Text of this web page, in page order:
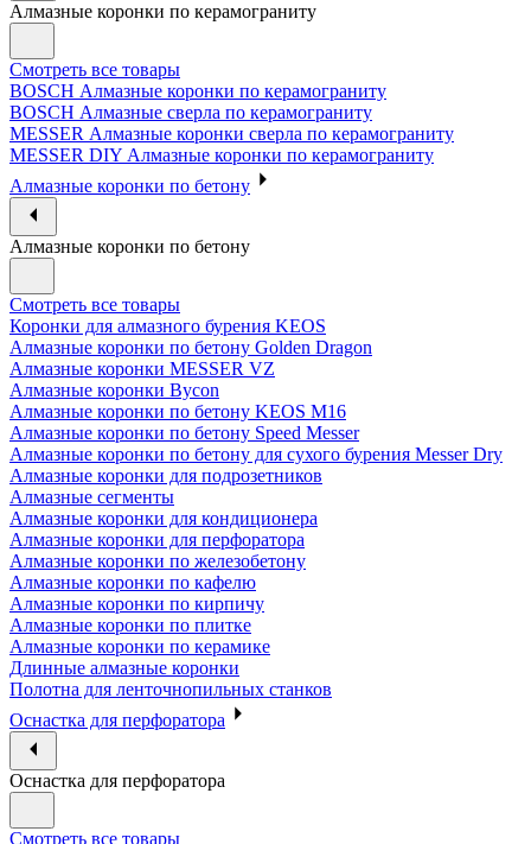
Алмазные коронки по керамограниту
Смотреть все товары
BOSCH Алмазные коронки по керамограниту
BOSCH Алмазные сверла по керамограниту
MESSER Алмазные коронки сверла по керамограниту
MESSER DIY Алмазные коронки по керамограниту
Алмазные коронки по бетону
Алмазные коронки по бетону
Смотреть все товары
Коронки для алмазного бурения KEOS
Алмазные коронки по бетону Golden Dragon
Алмазные коронки MESSER VZ
Алмазные коронки Bycon
Алмазные коронки по бетону KEOS M16
Алмазные коронки по бетону Speed Messer
Алмазные коронки по бетону для сухого бурения Messer Dry
Алмазные коронки для подрозетников
Алмазные сегменты
Алмазные коронки для кондиционера
Алмазные коронки для перфоратора
Алмазные коронки по железобетону
Алмазные коронки по кафелю
Алмазные коронки по кирпичу
Алмазные коронки по плитке
Алмазные коронки по керамике
Длинные алмазные коронки
Полотна для ленточнопильных станков
Оснастка для перфоратора
Оснастка для перфоратора
Смотреть все товары